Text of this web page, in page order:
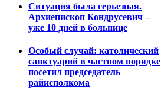
Ситуация была серьезная.
Архиепископ Кондрусевич –
уже 10 дней в больнице
Особый случай: католический
санктуарий в частном порядке
посетил председатель
райисполкома